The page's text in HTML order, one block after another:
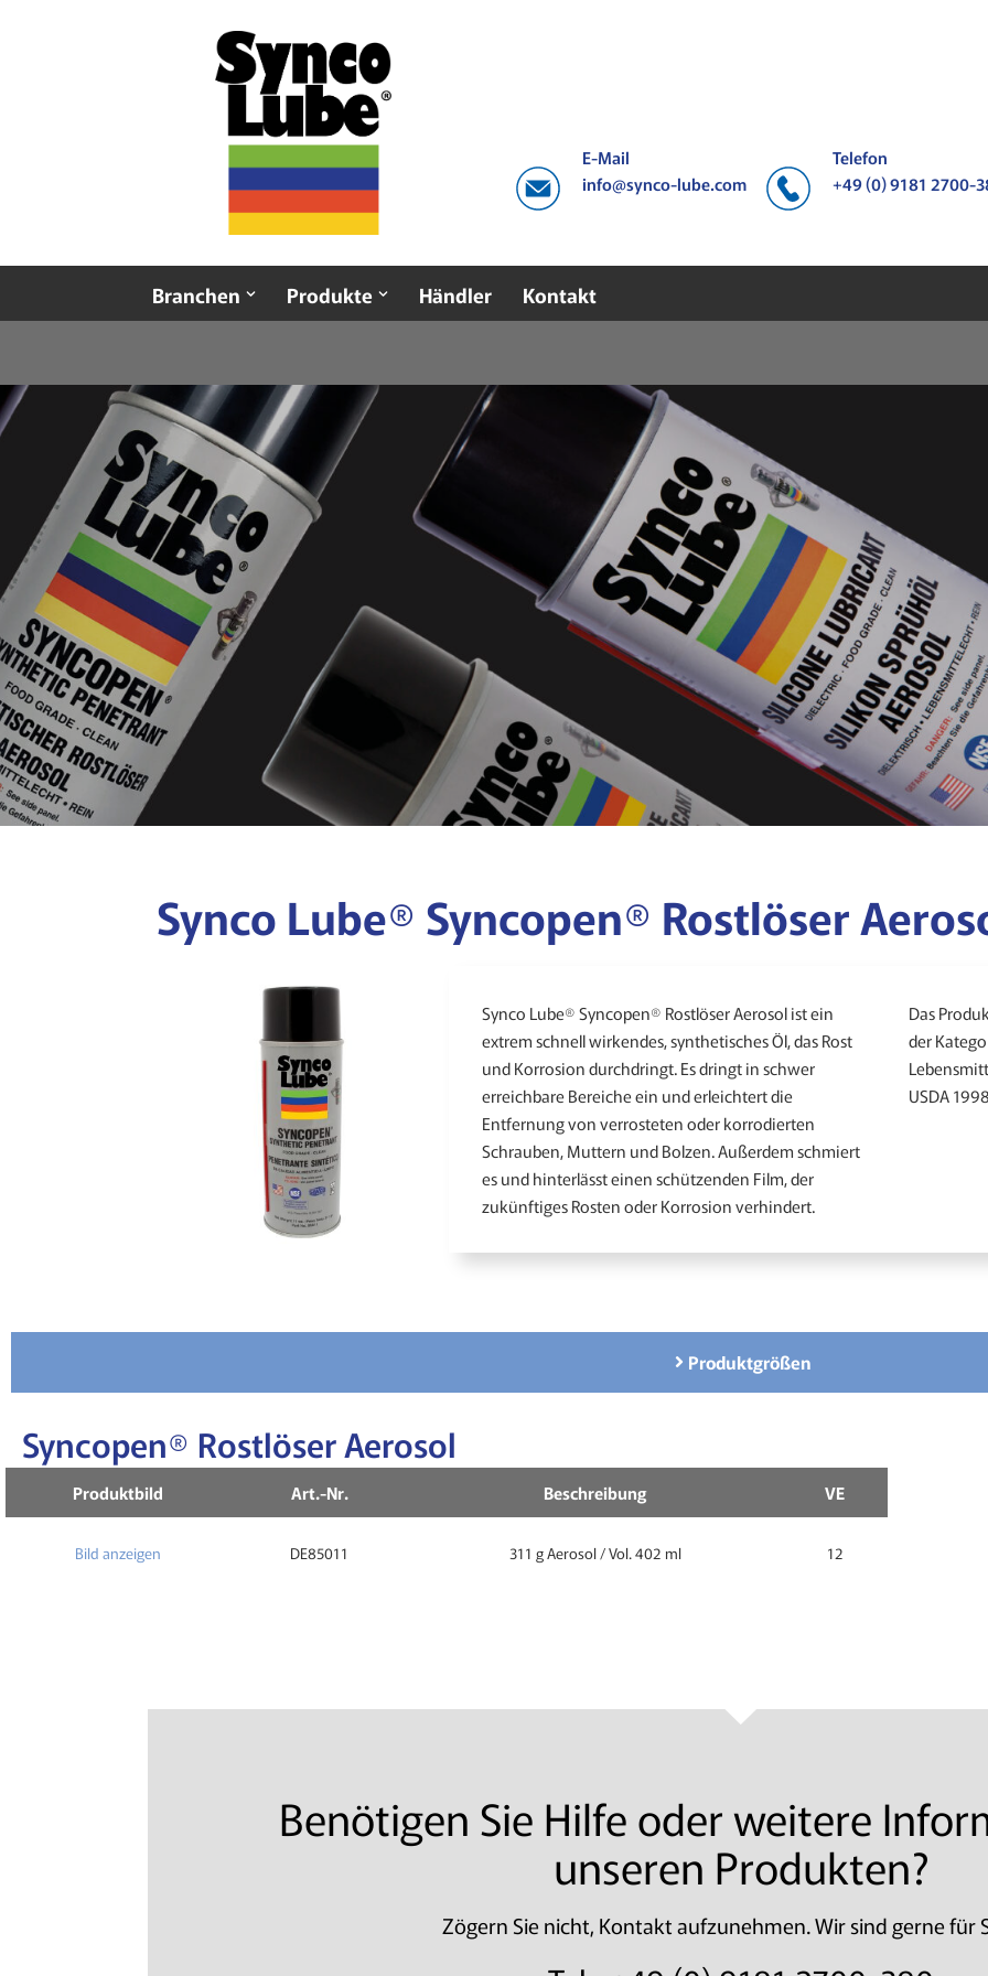
E-Mail
info@synco-lube.com
Telefon
+49 (0) 9181 2700-
Branchen Produkte Händler Kontakt
Synco Lube® Syncopen® Rostlöser
Synco Lube® Syncopen® Rostlöser Aerosol ist ein
extrem schnell wirkendes, synthetisches Öl, das Rost
und Korrosion durchdringt. Es dringt in schwer
erreichbare Bereiche ein und erleichtert die
Entfernung von verrosteten oder korrodierten
Schrauben, Muttern und Bolzen. Außerdem schmiert
es und hinterlässt einen schützenden Film, der
zukünftiges Rosten oder Korrosion verhindert.
Das
der
USDA
Produktgrößen
Syncopen® Rostlöser Aerosol
Produktbild Art.-Nr. Beschreibung VE
Bild anzeigen DE85011 311 g Aerosol / Vol. 402 ml 12
Benötigen Sie Hilfe oder weitere
unseren Produkten?
Zögern Sie nicht, Kontakt aufzunehmen. Wir sind gerne für